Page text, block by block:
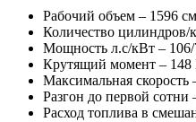
Рабочий объем – 1596
Количество цилиндров/
Мощность л.с/кВт –
Крутящий момент – 148
Максимальная скорость
Разгон до первой сотни
Расход топлива в